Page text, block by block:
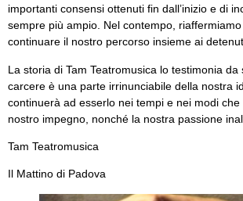
importanti consensi ottenuti fin dall’inizio e di
sempre più ampio. Nel contempo,
continuare il nostro percorso insieme ai
La storia di Tam Teatromusica lo testimonia
carcere è una parte irrinunciabile della nostra
continuerà ad esserlo nei tempi e nei modi
nostro impegno, nonché la nostra passione
Tam Teatromusica
Il Mattino di Padova